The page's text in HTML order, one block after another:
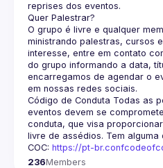
reprises dos eventos.
Quer Palestrar?
O grupo é livre e qualquer
ministrando palestras, cursos
interesse, entre em contato
do grupo informando a data,
encarregamos de agendar o
em nossas redes sociais.
Código de Conduta Todas as
eventos devem se
conduta, que visa
livre de assédios. Tem alguma
COC: https://pt-
236Members